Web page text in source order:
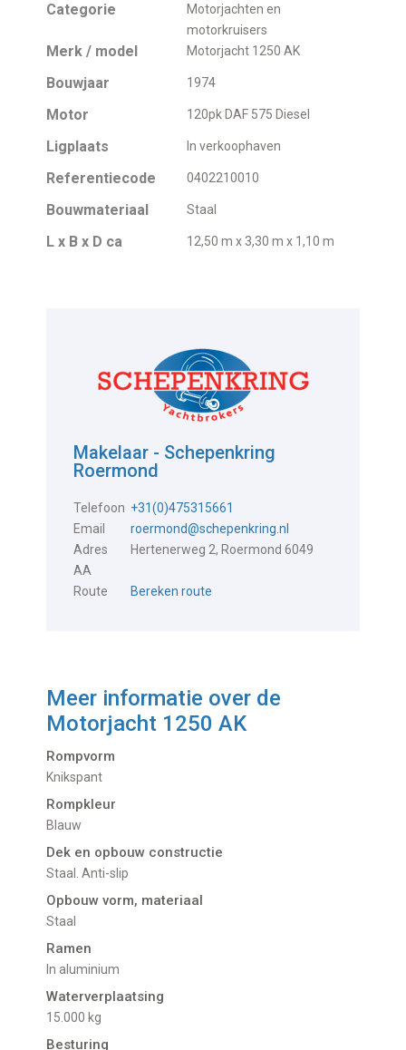
Categorie
Motorjachten en
motorkruisers
Merk / model Motorjacht 1250 AK
Bouwjaar 1974
Motor 120pk DAF 575 Diesel
Ligplaats In verkoophaven
Referentiecode 0402210010
Bouwmateriaal Staal
L x B x D ca 12,50 m x 3,30 m x 1,10 m
Makelaar - Schepenkring
Roermond
Telefoon +31(0)475315661
Email
roermond@schepenkring.nl
Adres
Hertenerweg 2, Roermond 6049
AA
Route
Bereken route
Meer informatie over de
Motorjacht 1250 AK
Rompvorm
Knikspant
Rompkleur
Blauw
Dek en opbouw constructie
Staal. Anti-slip
Opbouw vorm, materiaal
Staal
Ramen
In aluminium
Waterverplaatsing
15.000 kg
Besturing